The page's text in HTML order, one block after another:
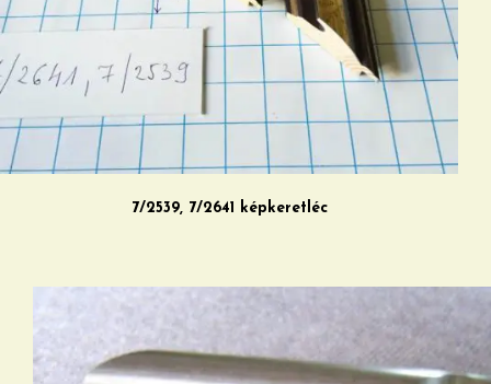
7/2539, 7/2641 képkeretléc